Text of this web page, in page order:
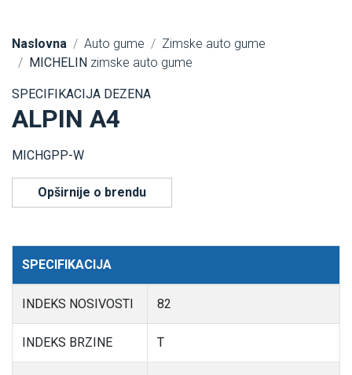
Naslovna Auto gume
Zimske auto gume
MICHELIN zimske auto gume
SPECIFIKACIJA DEZENA
ALPIN A4
MICHGPP-W
Opširnije o brendu
SPECIFIKACIJA
INDEKS NOSIVOSTI 82
INDEKS BRZINE T